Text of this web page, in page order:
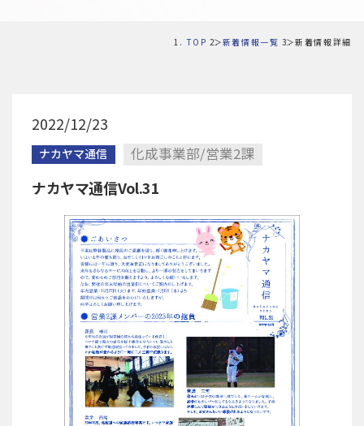
TOP 新着情報一覧 新着情報詳細
2022/12/23
ナカヤマ通信 化成事業部/営業2課
ナカヤマ通信Vol.31